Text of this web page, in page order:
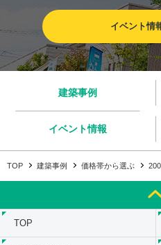
イベント情
建築事例
イベント情報
TOP 建築事例 価格帯から選ぶ
TOP